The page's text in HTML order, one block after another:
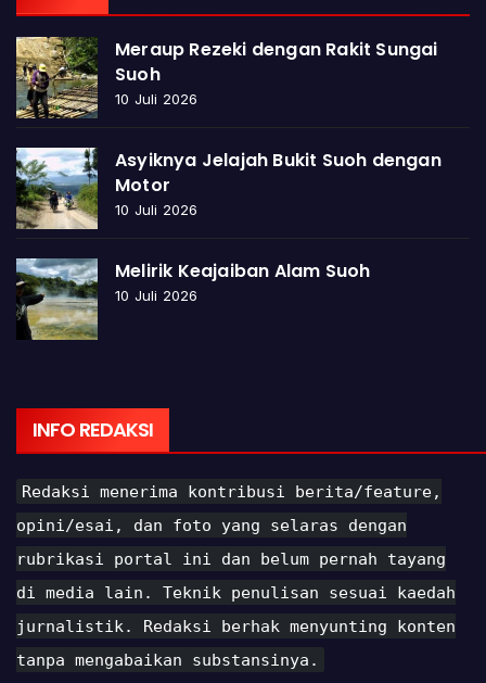
Meraup Rezeki dengan Rakit Sungai
Suoh
10 Juli 2026
Asyiknya Jelajah Bukit Suoh dengan
Motor
10 Juli 2026
Melirik Keajaiban Alam Suoh
10 Juli 2026
INFO REDAKSI
Redaksi menerima kontribusi berita/feature,
opini/esai, dan foto yang selaras dengan
rubrikasi portal ini dan belum pernah tayang
di media lain. Teknik penulisan sesuai kaedah
jurnalistik. Redaksi berhak menyunting konten
tanpa mengabaikan substansinya.